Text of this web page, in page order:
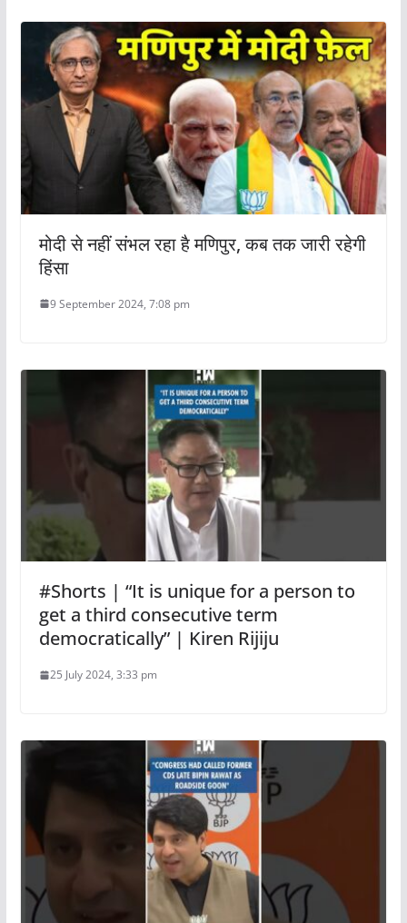
मोदी से नहीं संभल रहा है मणिपुर, कब तक जारी रहेगी
हिंसा
9 September 2024, 7:08 pm
#Shorts | “It is unique for a person to
get a third consecutive term
democratically” | Kiren Rijiju
25 July 2024, 3:33 pm